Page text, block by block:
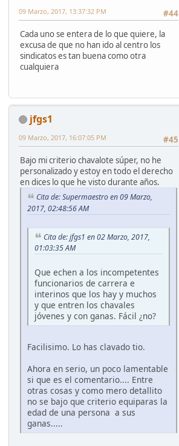
#44
09 Marzo, 2017, 13:37:32 PM
Cada uno se entera de lo que quiere, la
excusa de que no han ido al centro los
sindicatos es tan buena como otra
cualquiera
jfgs1
#45
09 Marzo, 2017, 16:07:05 PM
Bajo mi criterio chavalote súper, no he
personalizado y estoy en todo el derecho
en dices lo que he visto durante años.
Cita de: Supermaestro en 09 Marzo,
2017, 02:48:56 AM
Cita de: jfgs1 en 02 Marzo, 2017,
01:03:35 AM
Que echen a los incompetentes
funcionarios de carrera e
interinos que los hay y muchos
y que entren los chavales
jóvenes y con ganas. Fácil ¿no?
Facilisimo. Lo has clavado tio.
Ahora en serio, un poco lamentable
si que es el comentario.... Entre
otras cosas y como mero detallito
no se bajo que criterio equiparas la
edad de una persona a sus
ganas.....